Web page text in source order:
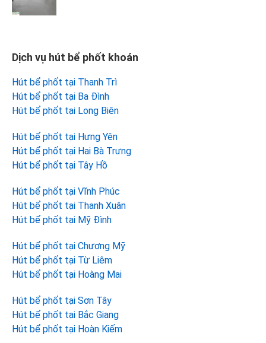
Dịch vụ hút bể phốt khoán
Hút bể phốt tại Thanh Trì
Hút bể phốt tại Ba Đình
Hút bể phốt tại Long Biên
Hút bể phốt tại Hưng Yên
Hút bể phốt tại Hai Bà Trưng
Hút bể phốt tại Tây Hồ
Hút bể phốt tại Vĩnh Phúc
Hút bể phốt tại Thanh Xuân
Hút bể phốt tại Mỹ Đình
Hút bể phốt tại Chương Mỹ
Hút bể phốt tại Từ Liêm
Hút bể phốt tại Hoàng Mai
Hút bể phốt tại Sơn Tây
Hút bể phốt tại Bắc Giang
Hút bể phốt tại Hoàn Kiếm